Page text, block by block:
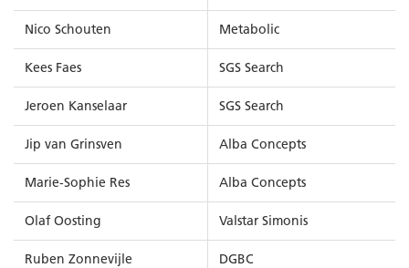
Nico Schouten Metabolic
Kees Faes SGS Search
Jeroen Kanselaar SGS Search
Jip van Grinsven Alba Concepts
Marie-Sophie Res Alba Concepts
Olaf Oosting Valstar Simonis
Ruben Zonnevijle DGBC